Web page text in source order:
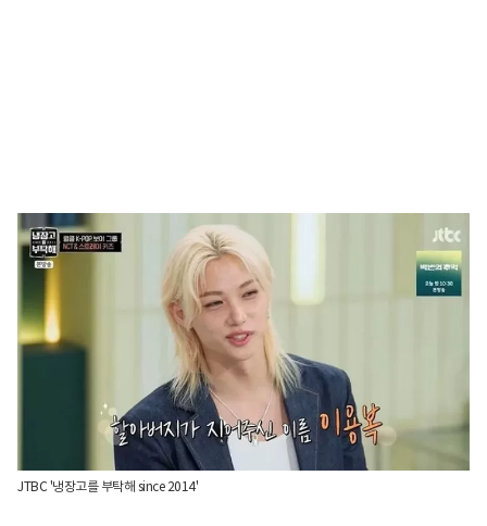
JTBC '냉장고를 부탁해 since 2014'